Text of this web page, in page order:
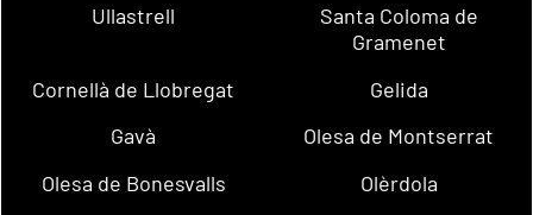
Ullastrell
Santa Coloma de
Gramenet
Cornellà de Llobregat
Gelida
Gavà
Olesa de Montserrat
Olesa de Bonesvalls
Olèrdola